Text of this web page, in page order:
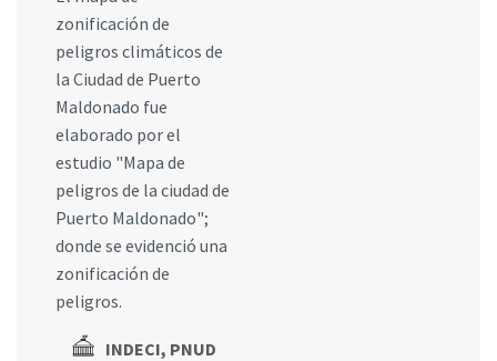
zonificación de
peligros climáticos de
la Ciudad de Puerto
Maldonado fue
elaborado por el
estudio "Mapa de
peligros de la ciudad de
Puerto Maldonado";
donde se evidenció una
zonificación de
peligros.
INDECI, PNUD